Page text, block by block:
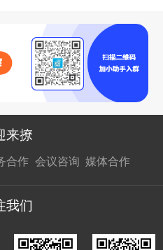
来撩
合作
聊
会议咨询 媒体合作
接开聊
我们